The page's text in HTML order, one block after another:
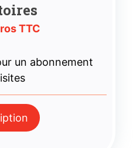
TTC
un abonnement